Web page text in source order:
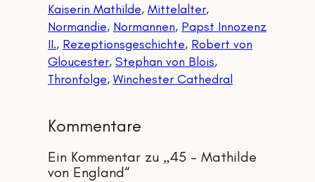
Kaiserin Mathilde, Mittelalter
Normandie, Normannen, Papst Innozenz
II., Rezeptionsgeschichte, Robert von
Gloucester, Stephan von Blois
Thronfolge, Winchester Cathedral
Kommentare
Ein Kommentar zu „45 – Mathilde
von England“